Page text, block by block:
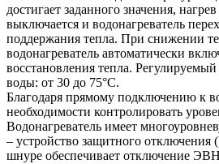
достигает заданного значения,
выключается и водонагреватель
поддержания тепла. При снижении
водонагреватель автоматически
восстановления тепла.
воды: от 30 до 75°C.
Благодаря прямому подключению к
необходимости контролировать
Водонагреватель имеет
– устройство защитного отключения
шнуре обеспечивает отключение